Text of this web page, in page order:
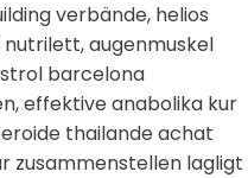
verbände, helios
augenmuskel
barcelona
effektive anabolika kur
thailande achat
zusammenstellen lagligt